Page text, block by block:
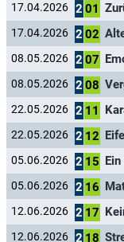
17.04.2026 2 01
17.04.2026 2 02
08.05.2026 2 07
08.05.2026 2 08
22.05.2026 2 11
22.05.2026 2 12
05.06.2026 2 15 Ein
05.06.2026 2 16
12.06.2026 2 17
12.06.2026 2 18